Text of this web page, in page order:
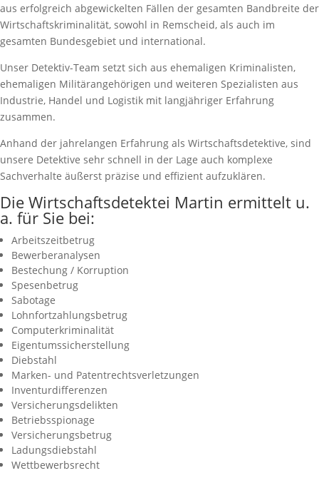
aus erfolgreich abgewickelten Fällen der gesamten Bandbreite der
Wirtschaftskriminalität, sowohl in Remscheid, als auch im
gesamten Bundesgebiet und international.
Unser Detektiv-Team setzt sich aus ehemaligen Kriminalisten,
ehemaligen Militärangehörigen und weiteren Spezialisten aus
Industrie, Handel und Logistik mit langjähriger Erfahrung
zusammen.
Anhand der jahrelangen Erfahrung als Wirtschaftsdetektive, sind
unsere Detektive sehr schnell in der Lage auch komplexe
Sachverhalte äußerst präzise und effizient aufzuklären.
Die Wirtschaftsdetektei Martin ermittelt u.
a. für Sie bei:
Arbeitszeitbetrug
Bewerberanalysen
Bestechung / Korruption
Spesenbetrug
Sabotage
Lohnfortzahlungsbetrug
Computerkriminalität
Eigentumssicherstellung
Diebstahl
Marken- und Patentrechtsverletzungen
Inventurdifferenzen
Versicherungsdelikten
Betriebsspionage
Versicherungsbetrug
Ladungsdiebstahl
Wettbewerbsrecht